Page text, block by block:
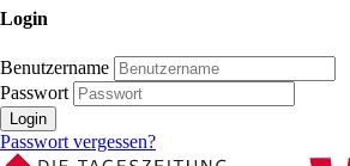
Login
Benutzername
Passwort
Login
Passwort vergessen?